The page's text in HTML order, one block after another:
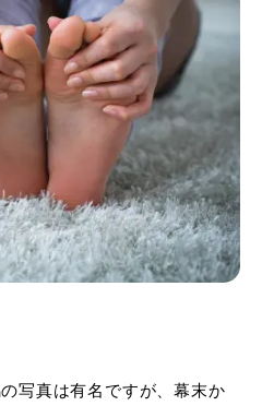
写真は有名ですが、幕末か